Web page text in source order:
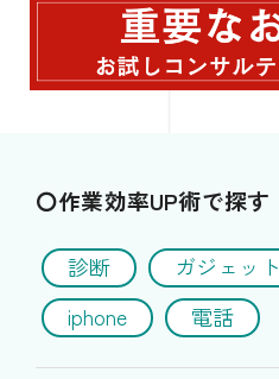
〇作業効率UP術で探す
診断 ガジェット
iphone
電話